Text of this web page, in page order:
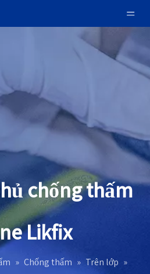
chống thấm
Likfix
» Chống thấm » Trên lớp »